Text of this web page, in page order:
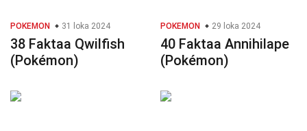
POKEMON 31 loka 2024
38 Faktaa Qwilfish
(Pokémon)
POKEMON 29 loka 2024
40 Faktaa Annihilape
(Pokémon)